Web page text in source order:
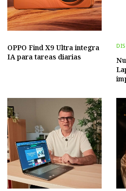
OPPO Find X9 Ultra integra
IA para tareas diarias